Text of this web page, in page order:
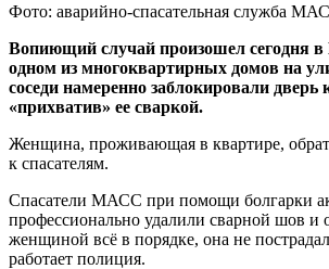
Фото: аварийно-спасательная служба
Вопиющий случай произошел сегодня в
одном из многоквартирных домов на
соседи намеренно заблокировали
«прихватив» ее сваркой.
Женщина, проживающая в квартире,
к спасателям.
Спасатели МАСС при помощи болгарки
профессионально удалили сварной шов и
женщиной всё в порядке, она не
работает полиция.